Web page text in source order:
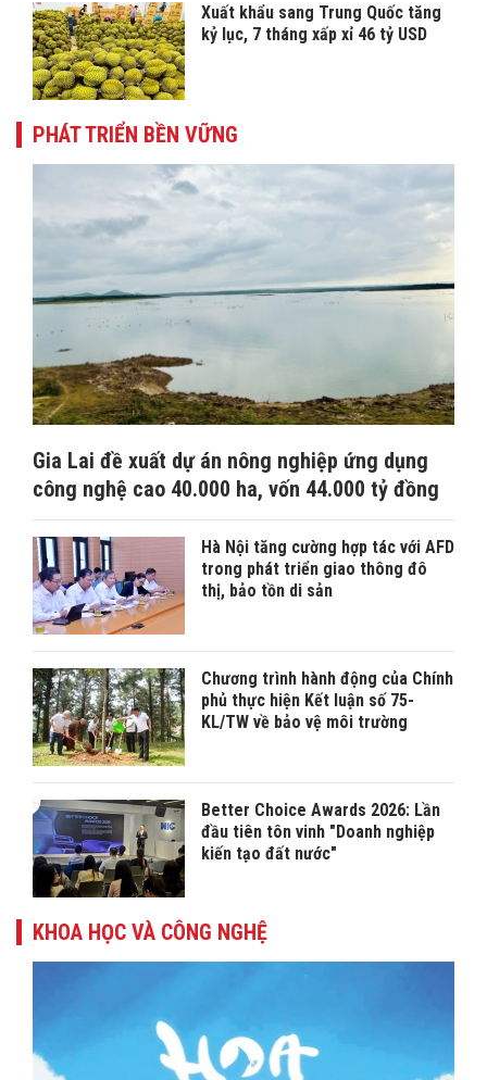
Xuất khẩu sang Trung Quốc tăng
kỷ lục, 7 tháng xấp xỉ 46 tỷ USD
PHÁT TRIỂN BỀN VỮNG
Gia Lai đề xuất dự án nông nghiệp ứng dụng
công nghệ cao 40.000 ha, vốn 44.000 tỷ đồng
Hà Nội tăng cường hợp tác với AFD
trong phát triển giao thông đô
thị, bảo tồn di sản
Chương trình hành động của Chính
phủ thực hiện Kết luận số 75-
KL/TW về bảo vệ môi trường
Better Choice Awards 2026: Lần
đầu tiên tôn vinh "Doanh nghiệp
kiến tạo đất nước"
KHOA HỌC VÀ CÔNG NGHỆ